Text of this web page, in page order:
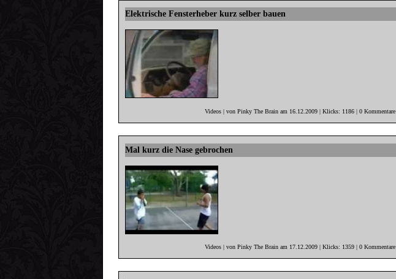
Elektrische Fensterheber kurz selber bauen
Videos | von Pinky The Brain am 16.12.2009 | Klicks: 1186 | 0 Kommentare
Mal kurz die Nase gebrochen
Videos | von Pinky The Brain am 17.12.2009 | Klicks: 1359 | 0 Kommentare